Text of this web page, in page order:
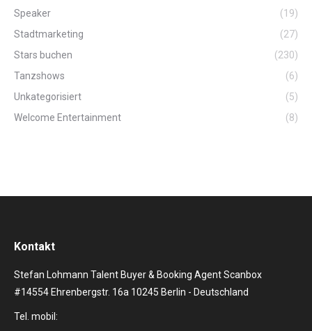
Speaker
(19)
Stadtmarketing
(27)
Stars buchen
(230)
Tanzshows
(6)
Unkategorisiert
(5)
Welcome Entertainment
(8)
Kontakt
Stefan Lohmann Talent Buyer & Booking Agent Scanbox
#14554 Ehrenbergstr. 16a 10245 Berlin - Deutschland
Tel. mobil: